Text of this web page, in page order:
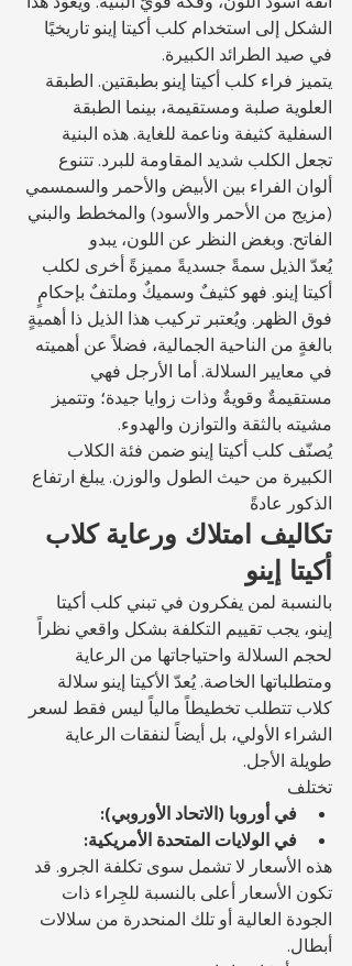
الشكل إلى استخدام كلب أكيتا إينو تاريخيًا
في صيد الطرائد الكبيرة.
يتميز فراء كلب أكيتا إينو بطبقتين. الطبقة
العلوية صلبة ومستقيمة، بينما الطبقة
السفلية كثيفة وناعمة للغاية. هذه البنية
تجعل الكلب شديد المقاومة للبرد. تتنوع
ألوان الفراء بين الأبيض والأحمر والسمسمي
(مزيج من الأحمر والأسود) والمخطط والبني
الفاتح. وبغض النظر عن اللون، يبدو
يُعدّ الذيل سمةً جسديةً مميزةً أخرى لكلب
أكيتا إينو. فهو كثيفٌ وسميكٌ وملتفٌ بإحكامٍ
فوق الظهر. ويُعتبر تركيب هذا الذيل ذا أهميةٍ
بالغةٍ من الناحية الجمالية، فضلاً عن أهميته
في معايير السلالة. أما الأرجل فهي
مستقيمةٌ وقويةٌ وذات زوايا جيدة؛ وتتميز
مشيته بالثقة والتوازن والهدوء.
يُصنّف كلب أكيتا إينو ضمن فئة الكلاب
الكبيرة من حيث الطول والوزن. يبلغ ارتفاع
الذكور عادةً
تكاليف امتلاك ورعاية كلاب
أكيتا إينو
بالنسبة لمن يفكرون في تبني كلب أكيتا
إينو، يجب تقييم التكلفة بشكل واقعي نظراً
لحجم السلالة واحتياجاتها من الرعاية
ومتطلباتها الخاصة. يُعدّ الأكيتا إينو سلالة
كلاب تتطلب تخطيطاً مالياً ليس فقط لسعر
الشراء الأولي، بل أيضاً لنفقات الرعاية
طويلة الأجل.
تختلف
في أوروبا (الاتحاد الأوروبي):
في الولايات المتحدة الأمريكية:
هذه الأسعار لا تشمل سوى تكلفة الجرو. قد
تكون الأسعار أعلى بالنسبة للجِراء ذات
الجودة العالية أو تلك المنحدرة من سلالات
أبطال.